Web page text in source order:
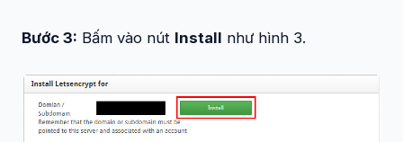
Bước 3: Bấm vào nút Install như hình 3.